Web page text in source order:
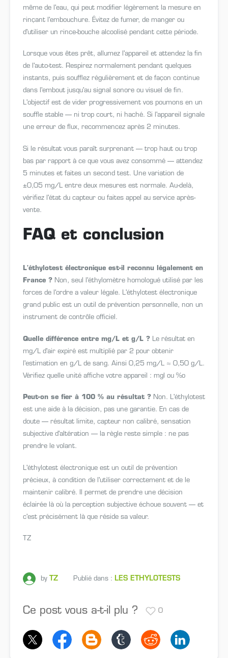
même de l'eau, qui peut modifier légèrement la mesure en
rinçant l'embouchure. Évitez de fumer, de manger ou
d'utiliser un rince-bouche alcoolisé pendant cette période.
Lorsque vous êtes prêt, allumez l'appareil et attendez la fin
de l'auto-test. Respirez normalement pendant quelques
instants, puis soufflez régulièrement et de façon continue
dans l'embout jusqu'au signal sonore ou visuel de fin.
L'objectif est de vider progressivement vos poumons en un
souffle stable — ni trop court, ni haché. Si l'appareil signale
une erreur de flux, recommencez après 2 minutes.
Si le résultat vous paraît surprenant — trop haut ou trop
bas par rapport à ce que vous avez consommé — attendez
5 minutes et faites un second test. Une variation de
±0,05 mg/L entre deux mesures est normale. Au-delà,
vérifiez l'état du capteur ou faites appel au service après-
vente.
FAQ et conclusion
L'éthylotest électronique est-il reconnu légalement en
France ? Non, seul l'éthylomètre homologué utilisé par les
forces de l'ordre a valeur légale. L'éthylotest électronique
grand public est un outil de prévention personnelle, non un
instrument de contrôle officiel.
Quelle différence entre mg/L et g/L ? Le résultat en
mg/L d'air expiré est multiplié par 2 pour obtenir
l'estimation en g/L de sang. Ainsi 0,25 mg/L ≈ 0,50 g/L.
Vérifiez quelle unité affiche votre appareil : mgl ou %o
Peut-on se fier à 100 % au résultat ? Non. L'éthylotest
est une aide à la décision, pas une garantie. En cas de
doute — résultat limite, capteur non calibré, sensation
subjective d'altération — la règle reste simple : ne pas
prendre le volant.
L'éthylotest électronique est un outil de prévention
précieux, à condition de l'utiliser correctement et de le
maintenir calibré. Il permet de prendre une décision
éclairée là où la perception subjective échoue souvent — et
c'est précisément là que réside sa valeur.
TZ
by TZ Publié dans : LES ETHYLOTESTS
Ce post vous a-t-il plu ? 0